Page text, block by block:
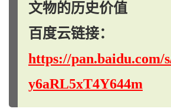
文物的历史价值
百度云链接：
https://pan.baidu.com/
y6aRL5xT4Y644m